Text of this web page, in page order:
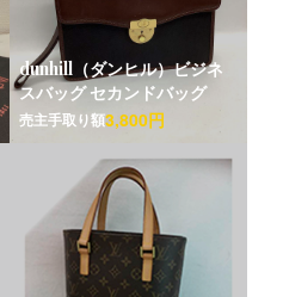
dunhill（ダンヒル）ビジネ
スバッグ セカンドバッグ
売主手取り額3,800円